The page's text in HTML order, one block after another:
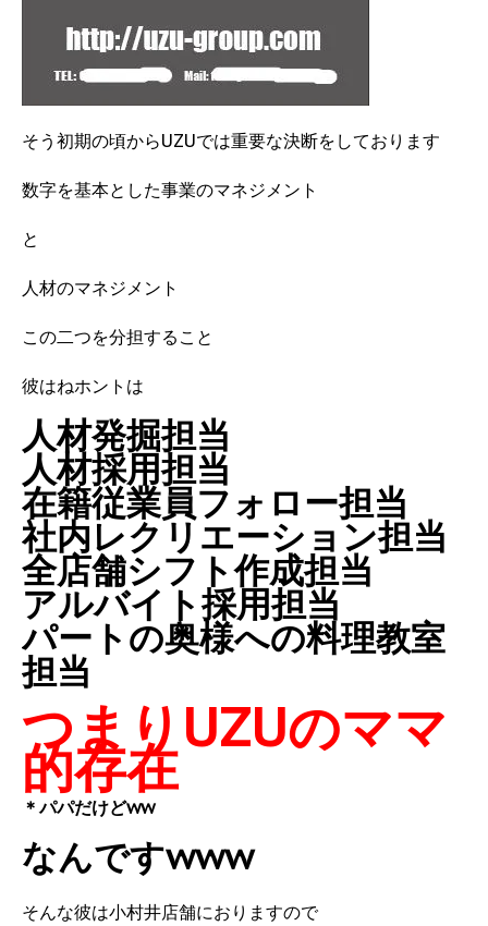
そう初期の頃からUZUでは重要な決断をしております
数字を基本とした事業のマネジメント
と
人材のマネジメント
この二つを分担すること
彼はねホントは
人材発掘担当
人材採用担当
在籍従業員フォロー担当
社内レクリエーション担当
全店舗シフト作成担当
アルバイト採用担当
パートの奥様への料理教室
担当
つまりUZUのママ
的存在
＊パパだけどww
なんですwww
そんな彼は小村井店舗におりますので